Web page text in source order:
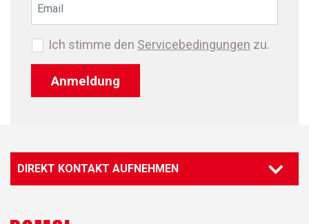
Anmeldung
Ich stimme den Servicebedingungen zu.
DIREKT KONTAKT AUFNEHMEN